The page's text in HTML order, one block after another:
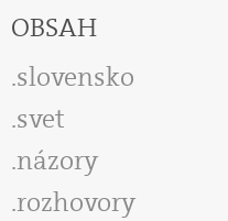
OBSAH
slovensko
svet
názory
rozhovory